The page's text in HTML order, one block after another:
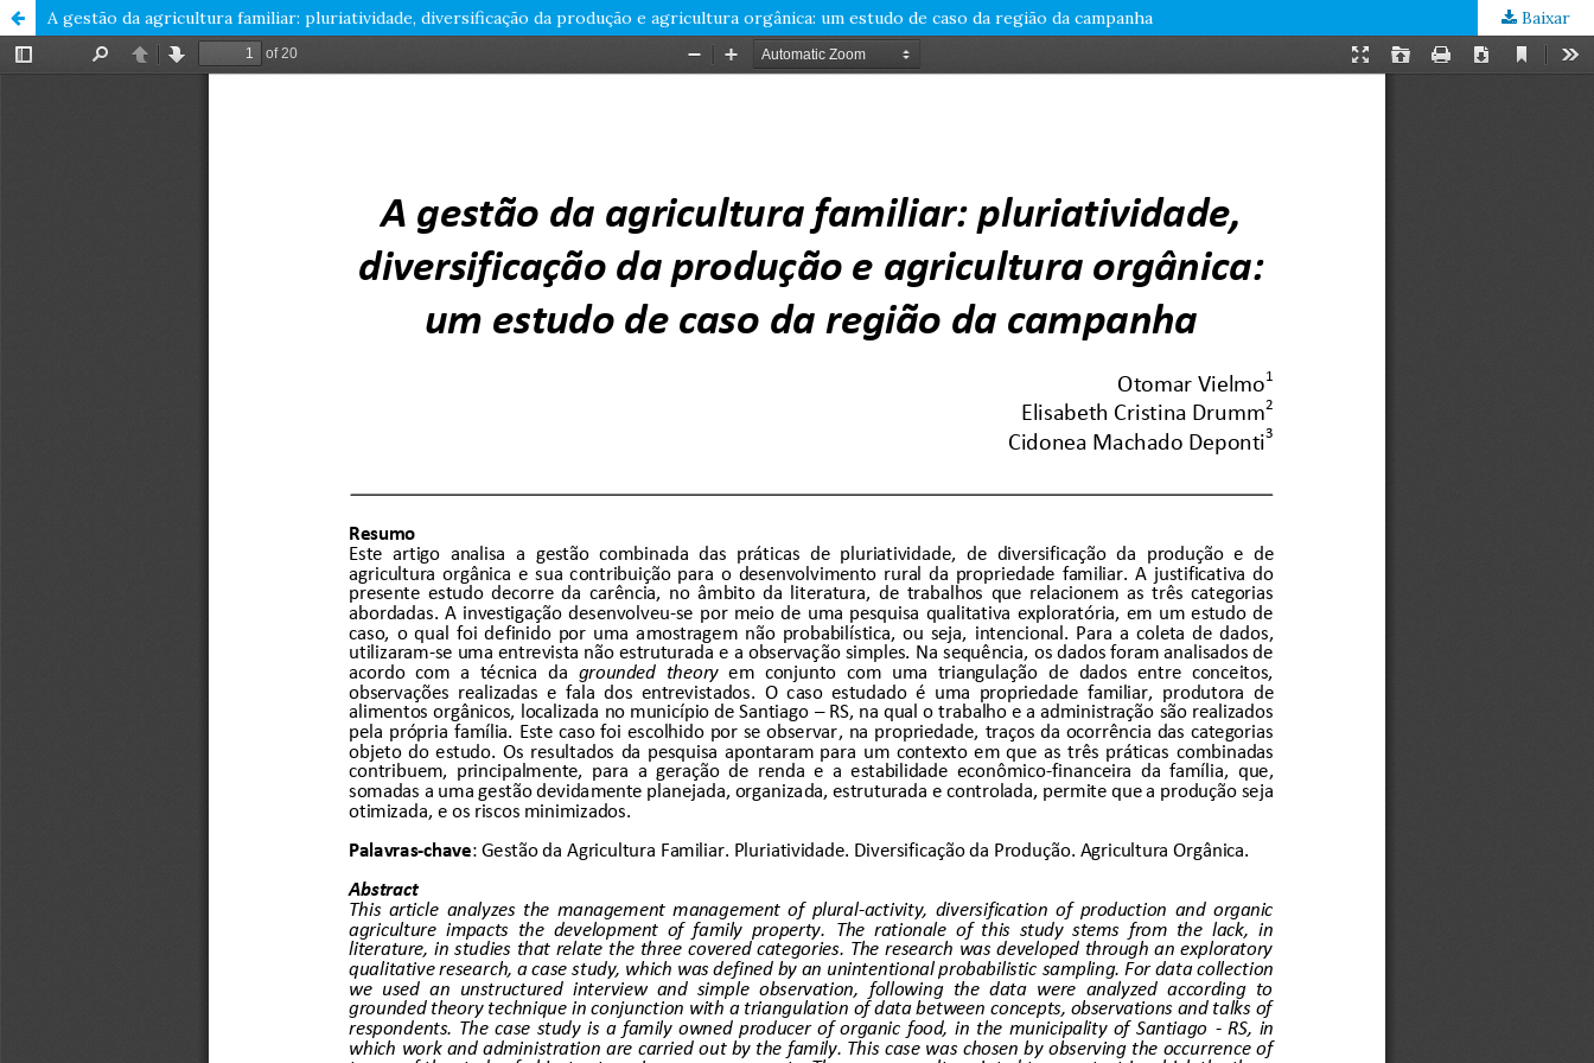
A gestão da agricultura familiar: pluriatividade, diversificação da produção e agricultura orgânica: um estudo de caso da região da campanha Baixar